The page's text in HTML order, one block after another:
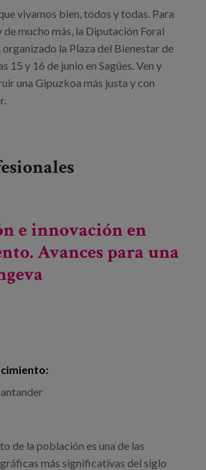
vivamos bien, todos y todas. Para
de mucho más, la Diputación Foral
organizado la Plaza del Bienestar de
15 y 16 de junio en Sagües. Ven y
una Gipuzkoa más justa y con
e innovación en
Avances para una
de la población es una de las
más significativas del siglo